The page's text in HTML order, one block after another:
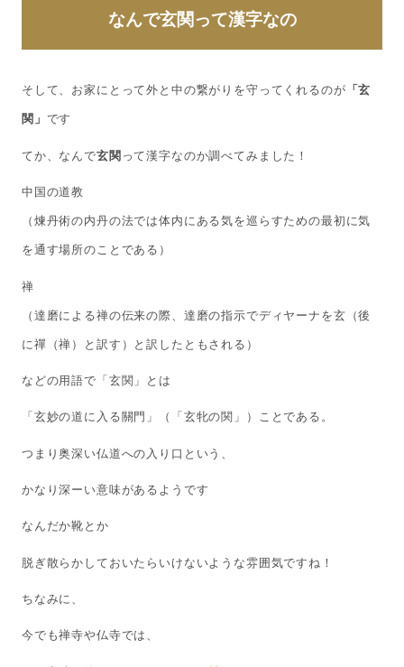
なんで玄関って漢字なの
そして、お家にとって外と中の繋がりを守ってくれるのが 「玄
関」 です
てか、なんで玄関 って漢字なのか調べてみました！
中国の道教
（煉丹術の内丹の法では体内にある気を巡らすための最初に気
を通す場所のことである）
禅
（達磨による禅の伝来の際、達磨の指示でディヤーナを玄（後
に禪（禅）と訳す）と訳したともされる）
などの用語で「玄関」とは
「玄妙の道に入る關門」（「玄牝の関」）ことである。
つまり奥深い仏道への入り口という、
かなり深ーい意味があるようです
なんだか靴とか
脱ぎ散らかしておいたらいけないような雰囲気ですね！
ちなみに、
今でも禅寺や仏寺では、